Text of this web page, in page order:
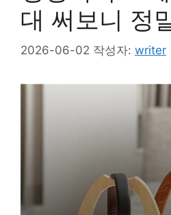
대 써보니 정
2026-06-02 작성자: writer